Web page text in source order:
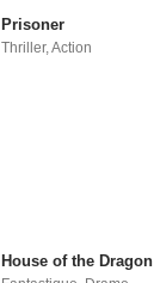
Prisoner
Thriller,Action
House of the Dragon